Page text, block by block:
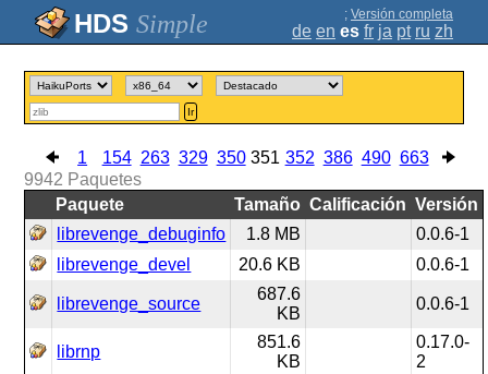
Simple ; Versión completa
de en es fr ja pt ru zh
Ir
1 154 263 329 350 351 352 386 490 663
9942 Paquetes
Paquete
Tamaño Calificación Versión
librevenge_debuginfo
1.8 MB
0.0.6-1
librevenge_devel
20.6 KB 0.0.6-1
librevenge_source
687.6
KB
0.0.6-1
librnp
851.6
KB
0.17.0-
2